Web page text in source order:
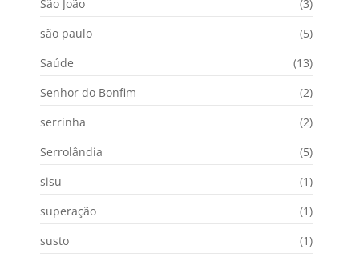
São João
(3)
são paulo
(5)
Saúde
(13)
Senhor do Bonfim
(2)
serrinha
(2)
Serrolândia
(5)
sisu
(1)
superação
(1)
susto
(1)